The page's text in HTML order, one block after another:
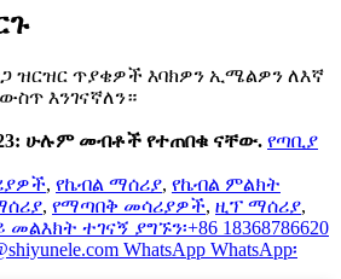
ዝርዝር ጥያቄዎች እባክዎን ኢሜልዎን ለእኛ
እንገናኛለን።
ሁሉም መብቶች የተጠበቁ ናቸው. የጣቢያ
, የኬብል ማሰሪያ, የኬብል ምልክት
, የማጣበቅ መሳሪያዎች, ዚፕ ማሰሪያ,
መልእክት ተገናኝ ያግኙን፡+86 18368786620
WhatsApp WhatsApp፡